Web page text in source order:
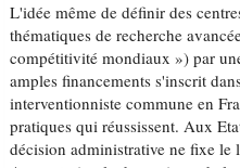
L'idée même de définir des
thématiques de recherche
compétitivité mondiaux ») par
amples financements s'inscrit
interventionniste commune en
pratiques qui réussissent. Aux
décision administrative ne fixe le